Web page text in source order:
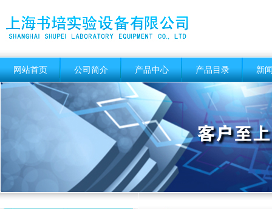
网站首页 公司简介 产品中心 产品目录 新